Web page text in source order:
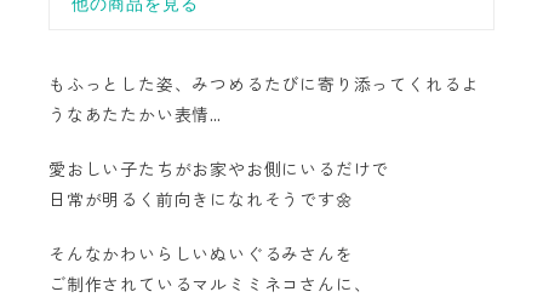
もふっとした姿、みつめるたびに寄り添ってくれるよ
うなあたたかい表情…
愛おしい子たちがお家やお側にいるだけで
日常が明るく前向きになれそうです🌼
そんなかわいらしいぬいぐるみさんを
ご制作されているマルミミネコさんに、